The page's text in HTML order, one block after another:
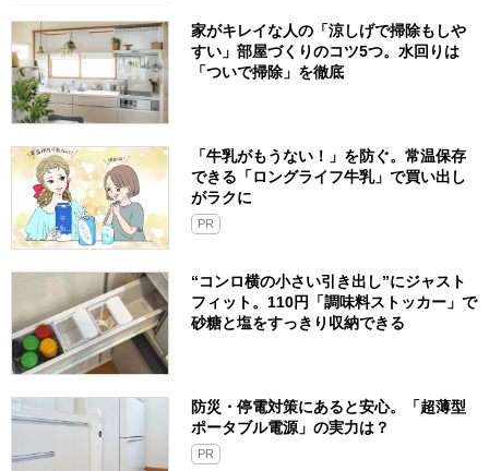
家がキレイな人の「涼しげで掃除もしや
すい」部屋づくりのコツ5つ。水回りは
「ついで掃除」を徹底
「牛乳がもうない！」を防ぐ。常温保存
できる「ロングライフ牛乳」で買い出し
がラクに
PR
“コンロ横の小さい引き出し”にジャスト
フィット。110円「調味料ストッカー」で
砂糖と塩をすっきり収納できる
防災・停電対策にあると安心。「超薄型
ポータブル電源」の実力は？​
PR